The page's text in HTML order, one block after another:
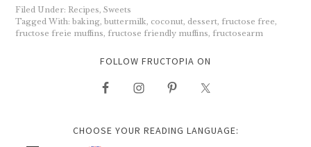
Filed Under: Recipes,Sweets
Tagged With:baking,buttermilk, coconut, dessert,fructose free,
fructose freie muffins,fructose friendly muffins,fructosearm
FOLLOW FRUCTOPIA ON
CHOOSE YOUR READING LANGUAGE: